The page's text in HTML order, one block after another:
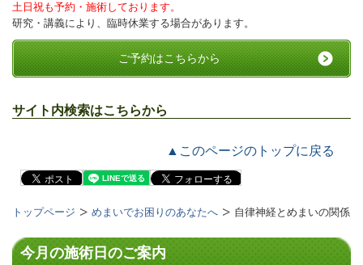
土日祝も予約・施術しております。
研究・講義により、臨時休業する場合があります。
ご予約はこちらから
サイト内検索はこちらから
▲このページのトップに戻る
トップページ めまいでお困りのあなたへ 自律神経とめまいの関係
今月の施術日のご案内